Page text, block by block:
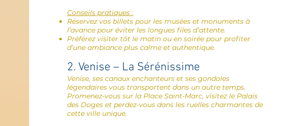
Conseils pratiques :
Réservez vos billets pour les musées et monuments à
l’avance pour éviter les longues files d’attente.
Préférez visiter tôt le matin ou en soirée pour profiter
d’une ambiance plus calme et authentique.
2. Venise – La Sérénissime
Venise, ses canaux enchanteurs et ses gondoles
légendaires vous transportent dans un autre temps.
Promenez-vous sur la Place Saint-Marc, visitez le Palais
des Doges et perdez-vous dans les ruelles charmantes de
cette ville unique.